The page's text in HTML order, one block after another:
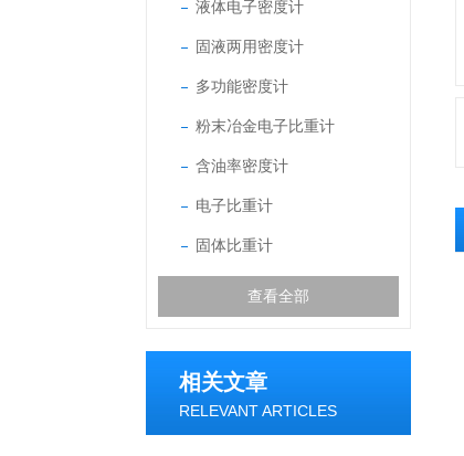
液体电子密度计
固液两用密度计
多功能密度计
粉末冶金电子比重计
含油率密度计
电子比重计
固体比重计
查看全部
相关文章
RELEVANT ARTICLES